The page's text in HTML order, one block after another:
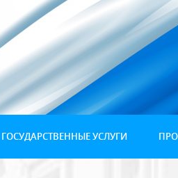
ГОСУДАРСТВЕННЫЕ УСЛУГИ